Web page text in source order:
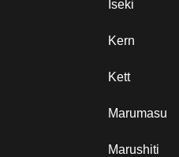
Iseki
Kern
Kett
Marumasu
Marushiti